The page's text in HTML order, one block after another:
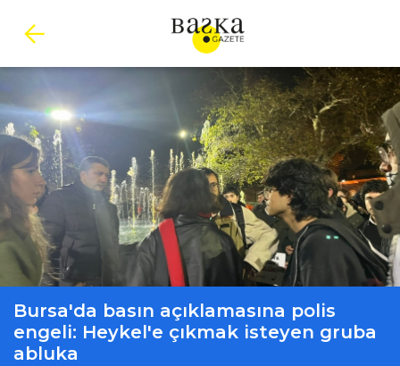
Bursa'da basın açıklamasına polis
engeli: Heykel'e çıkmak isteyen gruba
abluka